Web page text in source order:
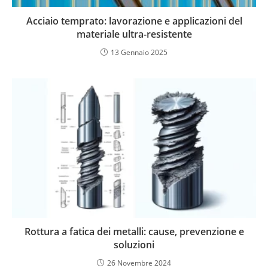
Acciaio temprato: lavorazione e applicazioni del
materiale ultra-resistente
13 Gennaio 2025
Rottura a fatica dei metalli: cause, prevenzione e
soluzioni
26 Novembre 2024